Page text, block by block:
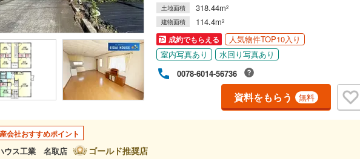
土地面積 318.44m2
建物面積 114.4m2
成約でもらえる
人気物件TOP10入り
室内写真あり
水回り写真あり
0078-6014-56736
資料をもらう 無料
会社おすすめポイント
ウス工業 名取店 ゴールド推奨店